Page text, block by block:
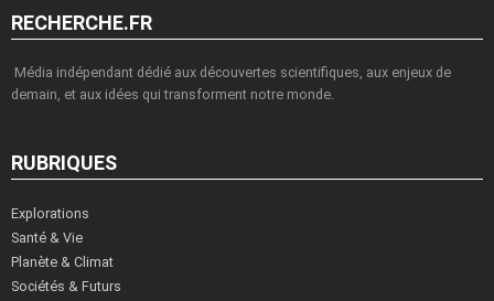
RECHERCHE.FR
Média indépendant dédié aux découvertes scientifiques, aux enjeux de
demain, et aux idées qui transforment notre monde.
RUBRIQUES
Explorations
Santé & Vie
Planète & Climat
Sociétés & Futurs